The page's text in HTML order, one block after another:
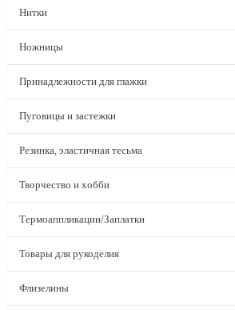
Нитки
Ножницы
Принадлежности для глажки
Пуговицы и застежки
Резинка, эластичная тесьма
Творчество и хобби
Термоаппликации/Заплатки
Товары для рукоделия
Флизелины